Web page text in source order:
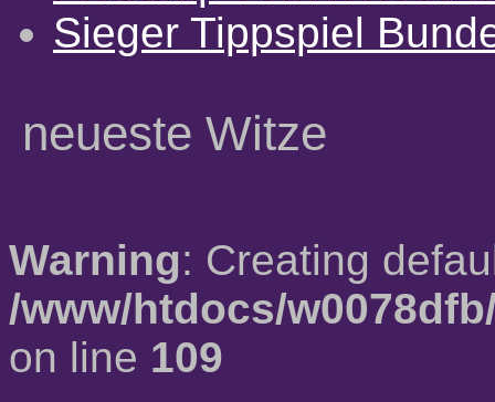
Sieger Tippspiel
neueste Witze
Warning: Creating
/www/htdocs/
on line 109